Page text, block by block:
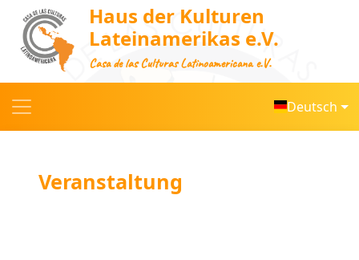
Haus der Kulturen
Lateinamerikas e.V.
Casa de las Culturas Latinoamericana e.V.
Deutsch
Veranstaltung